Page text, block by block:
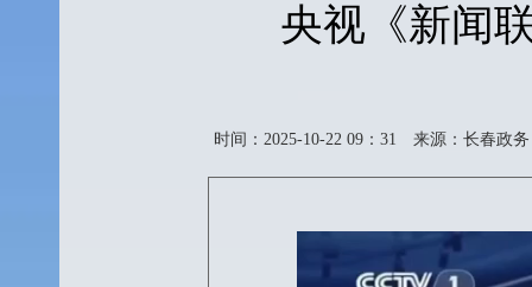
央视《新闻
时间：2025-10-22 09：31 来源：长春政务